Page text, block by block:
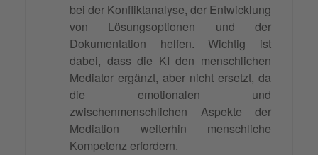
bei der Konfliktanalyse, der Entwicklung
von Lösungsoptionen und der
Dokumentation helfen. Wichtig ist
dabei, dass die KI den menschlichen
Mediator ergänzt, aber nicht ersetzt, da
die emotionalen und
zwischenmenschlichen Aspekte der
Mediation weiterhin menschliche
Kompetenz erfordern.